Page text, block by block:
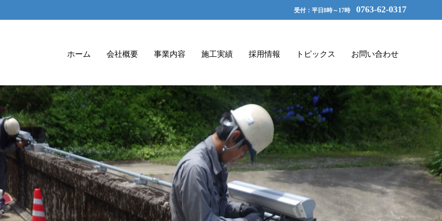
受付：平日8時～17時 0763-62-0317
ホーム 会社概要 事業内容 施工実績 採用情報 トピックス お問い合わせ